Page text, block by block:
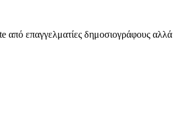
από επαγγελματίες δημοσιογράφους αλλά